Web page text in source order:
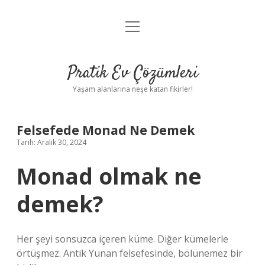
Anasayfa
Yasal Uyarı
menüyü
Pratik Ev Çözümleri
Yaşam alanlarına neşe katan fikirler!
Felsefede Monad Ne Demek
Tarih: Aralık 30, 2024
Monad olmak ne
demek?
Her şeyi sonsuzca içeren küme. Diğer kümelerle
örtüşmez. Antik Yunan felsefesinde, bölünemez bir